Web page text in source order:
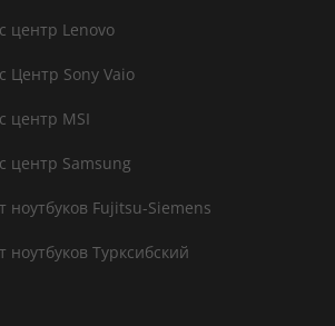
центр Lenovo
Центр Sony Vaio
центр MSI
центр Samsung
ноутбуков Fujitsu-Siemens
ноутбуков Турксибский